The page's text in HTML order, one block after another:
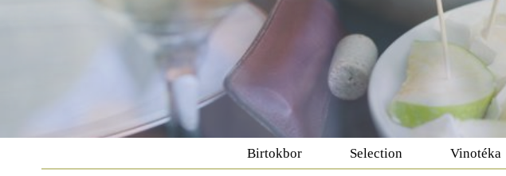
Birtokbor Selection Vinotéka